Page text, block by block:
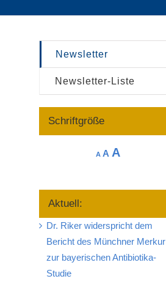
Newsletter
Newsletter-Liste
Schriftgröße
A Decrease
A Reset
AIncrease
Aktuell:
Dr. Riker widerspricht dem
Bericht des Münchner Merkur
zur bayerischen Antibiotika-
Studie